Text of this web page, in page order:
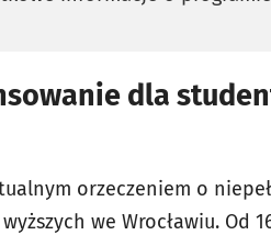
dla
orzeczeniem o
we Wrocławiu. Od